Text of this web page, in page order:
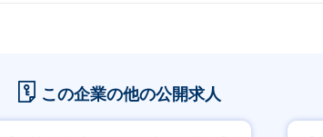
この企業の他の公開求人